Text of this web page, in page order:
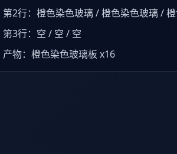
第2行：橙色染色玻璃 / 橙色染色玻璃 /
第3行：空 / 空 / 空
产物：橙色染色玻璃板 x16